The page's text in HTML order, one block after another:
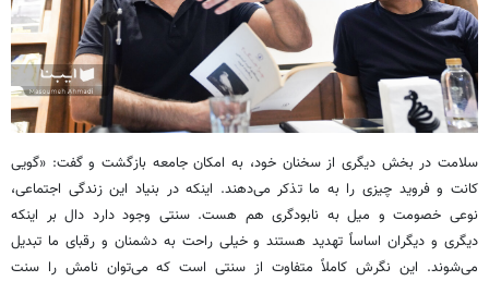
سلامت در بخش دیگری از سخنان خود، به امکان جامعه بازگشت و گفت: «گویی
کانت و فروید چیزی را به ما تذکر می‌دهند. اینکه در بنیاد این زندگی اجتماعی،
نوعی خصومت و میل به نابودگری هم هست. سنتی وجود دارد دال بر اینکه
دیگری و دیگران اساساً تهدید هستند و خیلی راحت به دشمنان و رقبای ما تبدیل
می‌شوند. این نگرش کاملاً متفاوت از سنتی است که می‌توان نامش را سنت